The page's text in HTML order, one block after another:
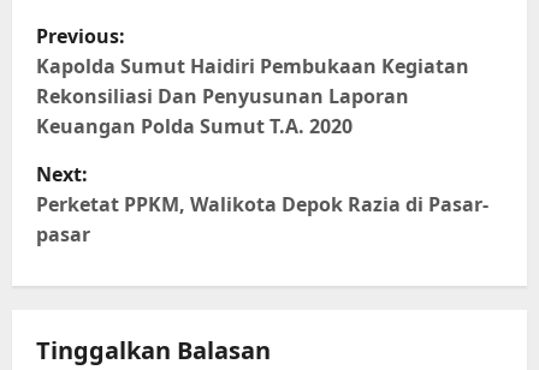
P
o
s
t
n
a
v
Previous:
Kapolda Sumut Haidiri Pembukaan Kegiatan
Rekonsiliasi Dan Penyusunan Laporan
Keuangan Polda Sumut T.A. 2020
Next:
Perketat PPKM, Walikota Depok Razia di Pasar-
pasar
Tinggalkan Balasan